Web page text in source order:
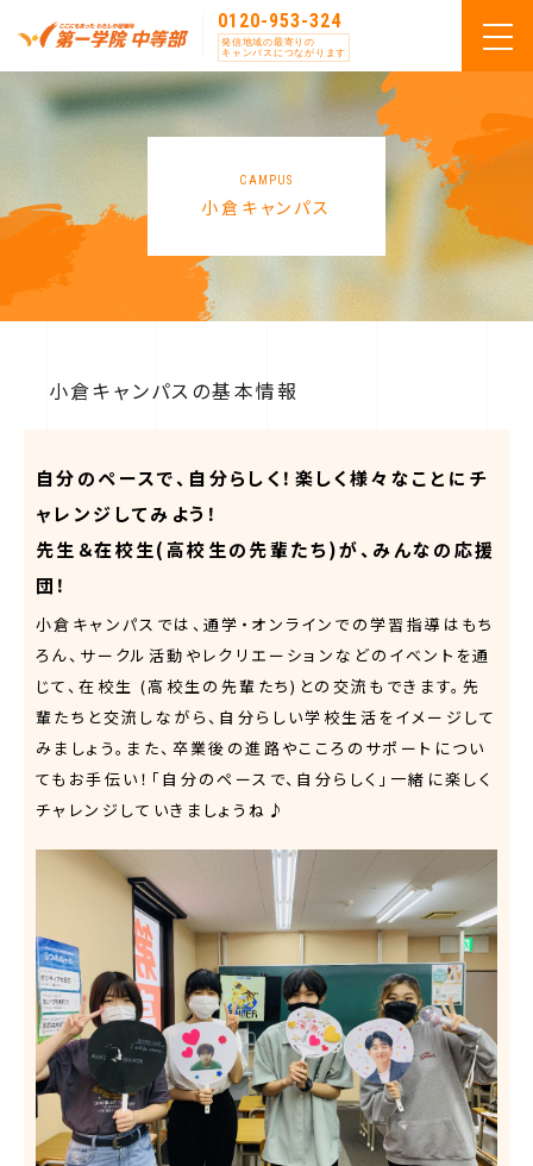
0120-953-324
発信地域の最寄りの
キャンパスにつながります
CAMPUS
小倉キャンパス
小倉キャンパスの基本情報
自分のペースで、自分らしく！楽しく様々なことにチ
ャレンジしてみよう！
先生＆在校生(高校生の先輩たち)が、みんなの応援
団！
小倉キャンパスでは、通学・オンラインでの学習指導はもち
ろん、サークル活動やレクリエーションなどのイベントを通
じて、在校生 (高校生の先輩たち)との交流もできます。先
輩たちと交流しながら、自分らしい学校生活をイメージして
みましょう。また、卒業後の進路やこころのサポートについ
てもお手伝い！「自分のペースで、自分らしく」一緒に楽しく
チャレンジしていきましょうね♪